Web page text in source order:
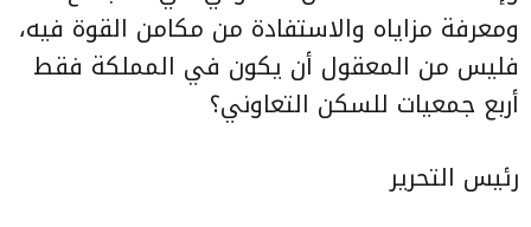
ومعرفة مزاياه والاستفادة من مكامن القوة فيه،
فليس من المعقول أن يكون في المملكة فقط
أربع جمعيات للسكن التعاوني؟
رئيس التحرير